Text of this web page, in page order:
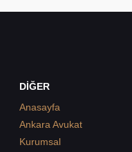
DİĞER
Anasayfa
Ankara Avukat
Kurumsal